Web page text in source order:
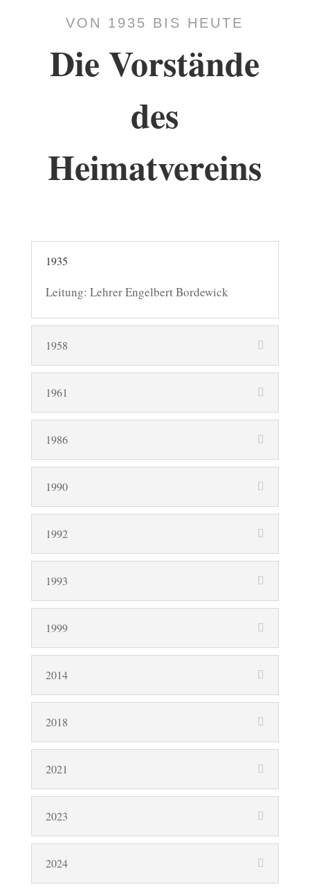
VON 1935 BIS HEUTE
Die Vorstände
des
Heimatvereins
1935
Leitung: Lehrer Engelbert Bordewick
1958
1961
1986
1990
1992
1993
1999
2014
2018
2021
2023
2024